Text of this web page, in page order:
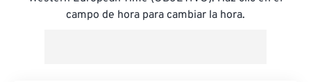
campo de hora para cambiar la hora.